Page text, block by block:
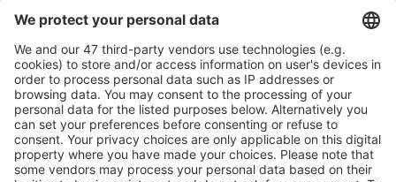
Planifică ȋn siguranţă
Rezervare fără griji cu opțiune gratuită de anulare.
Economiseşte mai mult
Prețuri atractive și oferte speciale pentru utilizatorii
conectați.